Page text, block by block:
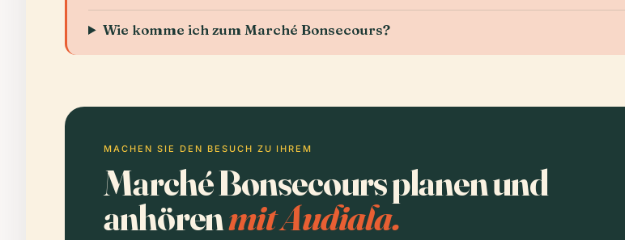
Wie komme ich zum Marché Bonsecours?
MACHEN SIE DEN BESUCH ZU IHREM
Marché Bonsecours planen und
anhörenmit Audiala.